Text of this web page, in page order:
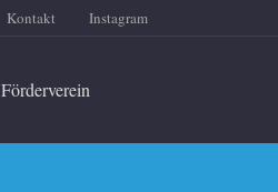
Kontakt Instagram
Förderverein